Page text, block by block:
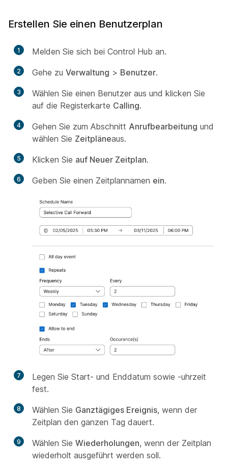
Erstellen Sie einen Benutzerplan
1 Melden Sie sich bei Control Hub an.
2 Gehe zu Verwaltung > Benutzer.
3
Wählen Sie einen Benutzer aus und klicken Sie
auf die Registerkarte Calling.
4 Gehen Sie zum Abschnitt Anrufbearbeitung und
wählen Sie Zeitpläneaus.
5 Klicken Sie auf Neuer Zeitplan.
6 Geben Sie einen Zeitplannamen ein.
7
Legen Sie Start- und Enddatum sowie -uhrzeit
fest.
8 Wählen Sie Ganztägiges Ereignis, wenn der
Zeitplan den ganzen Tag dauert.
9 Wählen Sie Wiederholungen, wenn der Zeitplan
wiederholt ausgeführt werden soll.